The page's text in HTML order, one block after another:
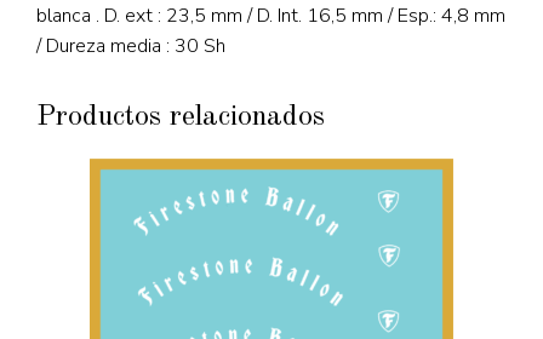
blanca . D. ext : 23,5 mm / D. Int. 16,5 mm / Esp.: 4,8 mm
/ Dureza media : 30 Sh
Productos relacionados